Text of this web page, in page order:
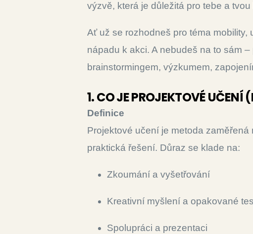
výzvě, která je důležitá pro tebe a
Ať už se rozhodneš pro téma mobility,
nápadu k akci. A nebudeš na to sám
brainstormingem, výzkumem,
1. CO JE PROJEKTOVÉ UČENÍ
Definice
Projektové učení je metoda
praktická řešení. Důraz se klade na:
Zkoumání a vyšetřování
Kreativní myšlení a opakované
Spolupráci a prezentaci